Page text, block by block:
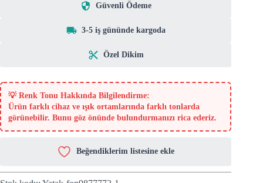
Güvenli Ödeme
3-5 iş gününde kargoda
Özel Dikim
💡 Renk Tonu Hakkında Bilgilendirme:
Ürün farklı cihaz ve ışık ortamlarında farklı tonlarda
görünebilir. Bunu göz önünde bulundurmanızı rica ederiz.
Beğendiklerim listesine ekle